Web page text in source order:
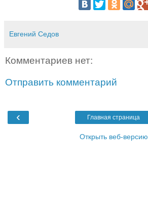
Евгений Седов
Комментариев нет:
Отправить комментарий
‹ Главная страница
Открыть веб-версию